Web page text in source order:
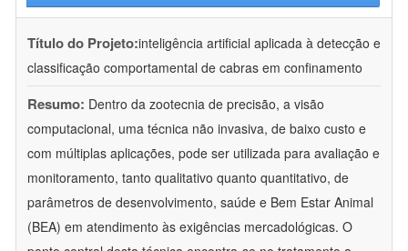
Título do Projeto:inteligência artificial aplicada à detecção e
classificação comportamental de cabras em confinamento
Resumo: Dentro da zootecnia de precisão, a visão
computacional, uma técnica não invasiva, de baixo custo e
com múltiplas aplicações, pode ser utilizada para avaliação e
monitoramento, tanto qualitativo quanto quantitativo, de
parâmetros de desenvolvimento, saúde e Bem Estar Animal
(BEA) em atendimento às exigências mercadológicas. O